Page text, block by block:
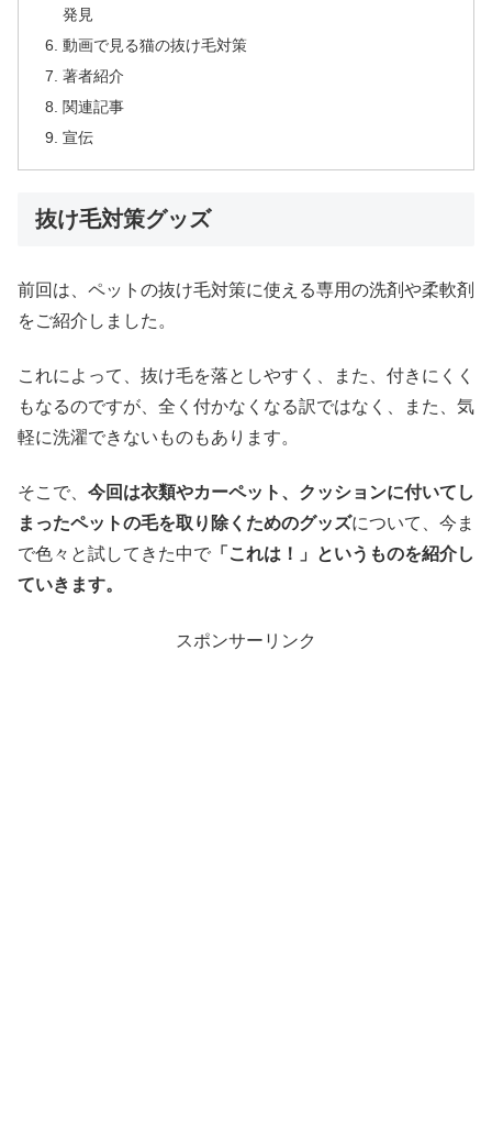
発見
動画で見る猫の抜け毛対策
著者紹介
関連記事
宣伝
抜け毛対策グッズ
前回は、ペットの抜け毛対策に使える専用の洗剤や柔軟剤
をご紹介しました。
これによって、抜け毛を落としやすく、また、付きにくく
もなるのですが、全く付かなくなる訳ではなく、また、気
軽に洗濯できないものもあります。
そこで、 今回は衣類やカーペット、クッションに付いてし
まったペットの毛を取り除くためのグッズについて、今ま
で色々と試してきた中で 「これは！」というものを紹介し
ていきます。
スポンサーリンク